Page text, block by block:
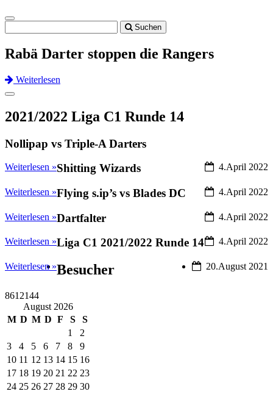
Toggle
navigation
Suchen
Rabä Darter stoppen die Rangers
Weiterlesen
Previous
Next
Toggle
2021/2022 Liga C1 Runde 14
Nollipap vs Triple-A Darters
Weiterlesen » 4.April 2022
Shitting Wizards
Weiterlesen » 4.April 2022
Flying s.ip’s vs Blades DC
Weiterlesen » 4.April 2022
Dartfalter
Weiterlesen » 4.April 2022
Liga C1 2021/2022 Runde 14
Weiterlesen » 20.August 2021
Besucher
8612144
August 2026
M D M D F S S
1
2
3
4 5 6 7 8
9
10 11 12 13 14 15 16
17 18 19 20 21 22 23
24 25 26 27 28 29 30